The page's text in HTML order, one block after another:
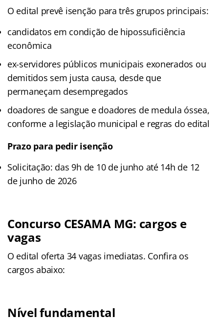
O edital prevê isenção para três grupos principais:
candidatos em condição de hipossuficiência
econômica
ex-servidores públicos municipais exonerados ou
demitidos sem justa causa, desde que
permaneçam desempregados
doadores de sangue e doadores de medula óssea,
conforme a legislação municipal e regras do edital
Prazo para pedir isenção
Solicitação: das 9h de 10 de junho até 14h de 12
de junho de 2026
Concurso CESAMA MG: cargos e
vagas
O edital oferta 34 vagas imediatas. Confira os
cargos abaixo:
Nível fundamental